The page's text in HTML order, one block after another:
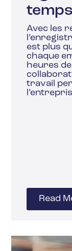
Avec les
est plus
chaque
heures
travail
Read